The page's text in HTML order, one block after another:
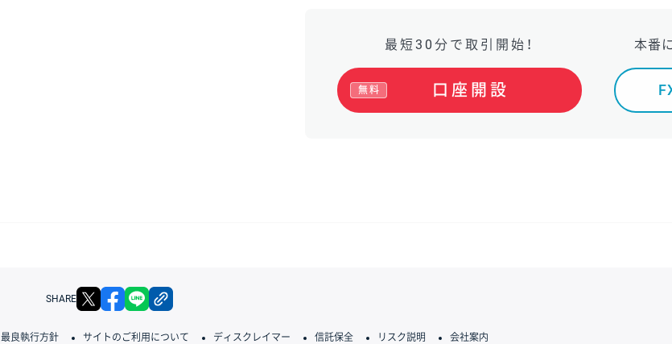
最短30分で取引開始！
口座開設
無料
本番
SHARE X facebook
最良執行方針 サイトのご利用について ディスクレイマー 信託保全 リスク説明 会社案内